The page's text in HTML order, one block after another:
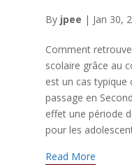
By jpee | Jan 30,
Comment
scolaire grâce au
est un cas
passage en
effet une période
pour les
Read More